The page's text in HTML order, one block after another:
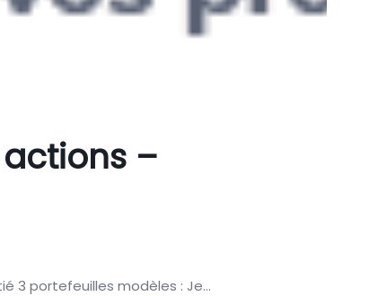
–
3 portefeuilles modèles : Je…